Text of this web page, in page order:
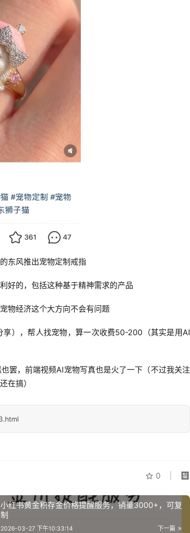
东风推出宠物定制戒指
好的，包括这种基于精神需求的产品
物经济这个大方向不会有问题
），帮人找宠物，算一次收费50-200（其实是用AI
罢，前端视频AI宠物写真也是火了一下（不过我关注
在搞）
0
小红书黄金积存金价格提醒服务，销量3000+，可复
制
下一篇
2026-03-27 下午10:33:14